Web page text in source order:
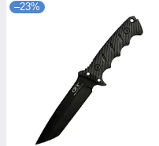
–23%